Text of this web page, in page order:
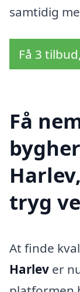
samtidig
Få 3
Få
tryg
At finde
Harlev er